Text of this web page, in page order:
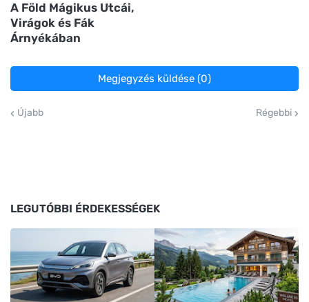
A Föld Mágikus Utcái,
Virágok és Fák
Árnyékában
Megjegyzés küldése (0)
Újabb Régebbi
LEGUTÓBBI ÉRDEKESSÉGEK